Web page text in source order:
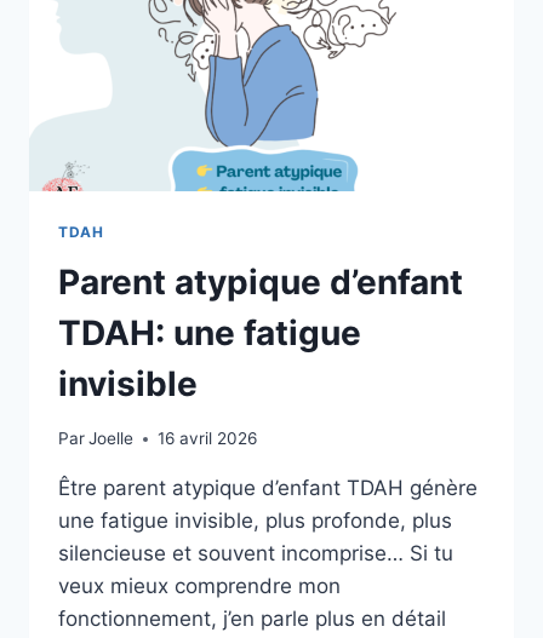
TDAH
Parent atypique d’enfant
TDAH: une fatigue
invisible
ParJoelle 16 avril 2026
Être parent atypique d’enfant TDAH génère
une fatigue invisible, plus profonde, plus
silencieuse et souvent incomprise… Si tu
veux mieux comprendre mon
fonctionnement, j’en parle plus en détail